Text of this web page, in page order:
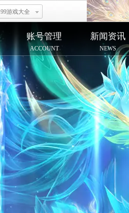
99游戏大全
账号管理
ACCOUNT
新闻资讯
NEWS